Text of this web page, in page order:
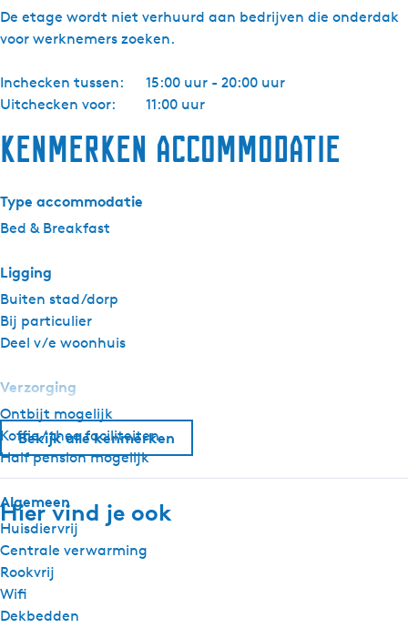
De etage wordt niet verhuurd aan bedrijven die onderdak
voor werknemers zoeken.
Inchecken tussen:
15:00 uur - 20:00 uur
Uitchecken voor:
11:00 uur
Kenmerken accommodatie
Type accommodatie
Bed & Breakfast
Ligging
Buiten stad/dorp
Bij particulier
Deel v/e woonhuis
Verzorging
Ontbijt mogelijk
Koffie / thee faciliteiten
Half pension mogelijk
Algemeen
Huisdiervrij
Centrale verwarming
Rookvrij
Wifi
Dekbedden
Bekijk alle kenmerken
Hier vind je ook